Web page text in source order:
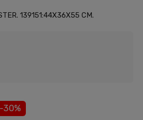
139151:44X36X55 CM.
-30%